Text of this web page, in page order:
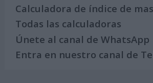
Calculadora de índice de
Todas las calculadoras
Únete al canal de WhatsApp
Entra en nuestro canal de